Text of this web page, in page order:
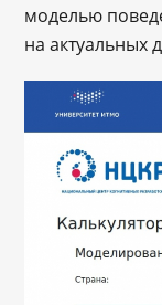
моделью
на актуальных